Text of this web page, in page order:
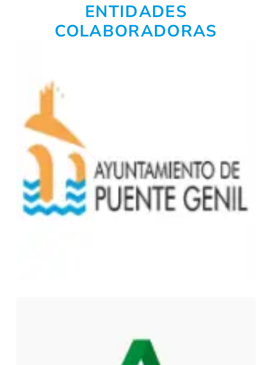
ENTIDADES
COLABORADORAS